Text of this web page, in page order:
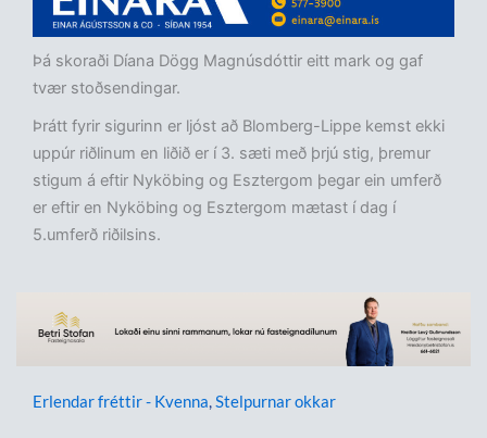
Þá skoraði Díana Dögg Magnúsdóttir eitt mark og gaf
tvær stoðsendingar.
Þrátt fyrir sigurinn er ljóst að Blomberg-Lippe kemst ekki
uppúr riðlinum en liðið er í 3. sæti með þrjú stig, þremur
stigum á eftir Nyköbing og Esztergom þegar ein umferð
er eftir en Nyköbing og Esztergom mætast í dag í
5.umferð riðilsins.
Erlendar fréttir - Kvenna,Stelpurnar okkar